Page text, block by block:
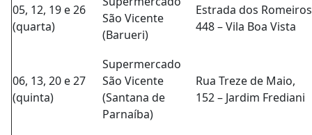
05, 12, 19 e 26
(quarta)
São Vicente
(Barueri)
Estrada dos
448 – Vila Boa Vista
06, 13, 20 e 27
(quinta)
Supermercado
São Vicente
(Santana de
Parnaíba)
Rua Treze de Maio,
152 – Jardim Frediani